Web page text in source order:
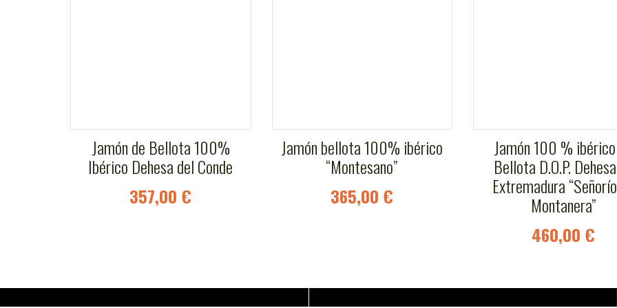
Jamón de Bellota 100%
Ibérico Dehesa del Conde
357,00 €
Jamón bellota 100% ibérico
“Montesano”
365,00 €
Jamón 100 %
Bellota D.O.P.
Extremadura
Montanera”
460,00 €